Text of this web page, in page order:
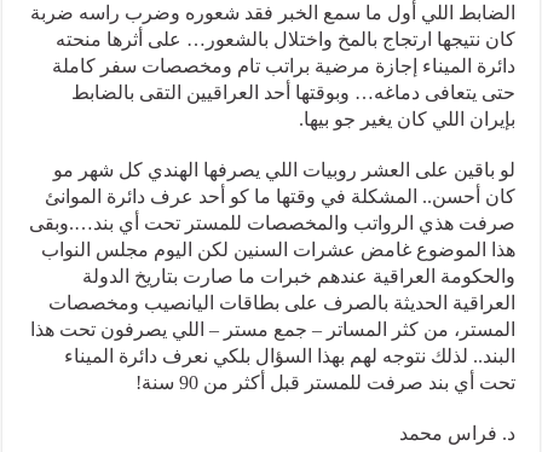
الضابط اللي أول ما سمع الخبر فقد شعوره وضرب راسه ضربة
كان نتيجها ارتجاج بالمخ واختلال بالشعور… على أثرها منحته
دائرة الميناء إجازة مرضية براتب تام ومخصصات سفر كاملة
حتى يتعافى دماغه… وبوقتها أحد العراقيين التقى بالضابط
بإيران اللي كان يغير جو بيها.
لو باقين على العشر روبيات اللي يصرفها الهندي كل شهر مو
كان أحسن.. المشكلة في وقتها ما كو أحد عرف دائرة الموانئ
صرفت هذي الرواتب والمخصصات للمستر تحت أي بند….وبقى
هذا الموضوع غامض عشرات السنين لكن اليوم مجلس النواب
والحكومة العراقية عندهم خبرات ما صارت بتاريخ الدولة
العراقية الحديثة بالصرف على بطاقات اليانصيب ومخصصات
المستر، من كثر المساتر – جمع مستر – اللي يصرفون تحت هذا
البند.. لذلك نتوجه لهم بهذا السؤال بلكي نعرف دائرة الميناء
تحت أي بند صرفت للمستر قبل أكثر من 90 سنة!
د. فراس محمد